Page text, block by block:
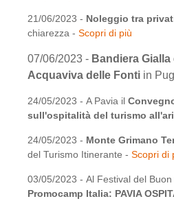
21/06/2023 - Noleggio tra
chiarezza - Scopri di più
07/06/2023 - Bandiera Gialla
Acquaviva delle Fonti in
24/05/2023 - A Pavia il
sull'ospitalità del turismo
24/05/2023 - Monte Grimano
del Turismo Itinerante - Scopri di
03/05/2023 - Al Festival del
Promocamp Italia: PAVIA